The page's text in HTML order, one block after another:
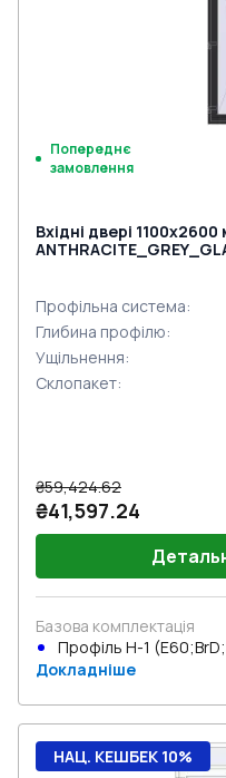
Попереднє
замовлення
Вхідні двері
Профільна система:
Глибина профілю:
Ущільнення:
Склопакет:
₴59,424.62
₴41,597.24
Базова комплектація
Профіль Н-1
Докладніше
НАЦ. КЕШБЕК 10%